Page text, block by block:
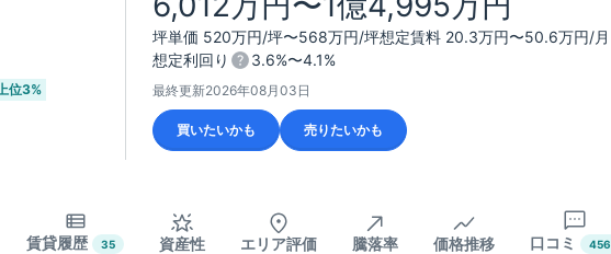
上位3%
坪単価 520万円/坪〜568万円/坪想定賃料 20.3万円〜50.6万円/月
想定利回り
3.6%〜4.1%
最終更新2026年08月03日
買いたいかも 売りたいかも
賃貸履歴 35 資産性 エリア評価 騰落率 価格推移 口コミ 456